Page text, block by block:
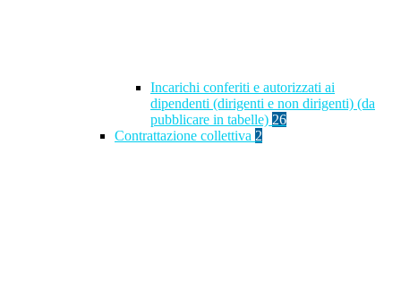
Incarichi conferiti e autorizzati ai
dipendenti (dirigenti e non dirigenti) (da
pubblicare in tabelle) 26
Contrattazione collettiva 2